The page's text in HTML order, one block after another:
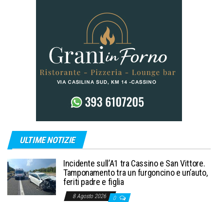
ULTIME NOTIZIE
Incidente sull’A1 tra Cassino e San Vittore.
Tamponamento tra un furgoncino e un’auto,
feriti padre e figlia
8 Agosto 2026 0